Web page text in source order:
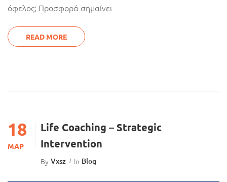
όφελος; Προσφορά σημαίνει
READ MORE
18
ΜΑΡ
Life Coaching – Strategic
Intervention
By Vxsz In Blog